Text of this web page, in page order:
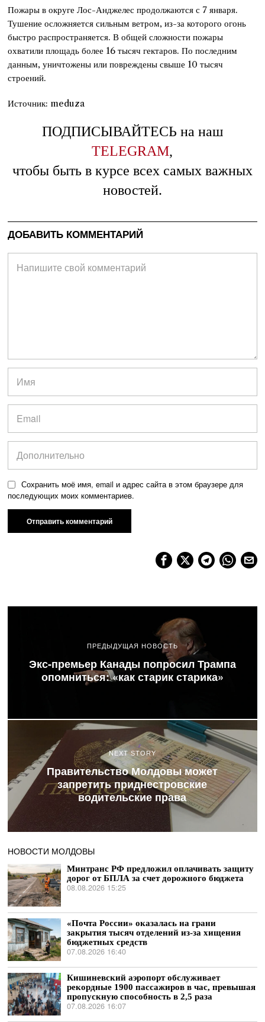
Пожары в округе Лос-Анджелес продолжаются с 7 января.
Тушение осложняется сильным ветром, из-за которого огонь
быстро распространяется. В общей сложности пожары
охватили площадь более 16 тысяч гектаров. По последним
данным, уничтожены или повреждены свыше 10 тысяч
строений.
Источник: meduza
ПОДПИСЫВАЙТЕСЬ на наш
TELEGRAM,
чтобы быть в курсе всех самых важных
новостей.
ДОБАВИТЬ КОММЕНТАРИЙ
Сохранить моё имя, email и адрес сайта в этом браузере для
последующих моих комментариев.
ПРЕДЫДУЩАЯ НОВОСТЬ
Экс-премьер Канады попросил Трампа
опомниться: «как старик старика»
NEXT STORY
Правительство Молдовы может
запретить приднестровские
водительские права
НОВОСТИ МОЛДОВЫ
Минтранс РФ предложил оплачивать защиту
дорог от БПЛА за счет дорожного бюджета
08.08.2026 15:25
«Почта России» оказалась на грани
закрытия тысяч отделений из-за хищения
бюджетных средств
07.08.2026 16:40
Кишиневский аэропорт обслуживает
рекордные 1900 пассажиров в час, превышая
пропускную способность в 2,5 раза
07.08.2026 16:07